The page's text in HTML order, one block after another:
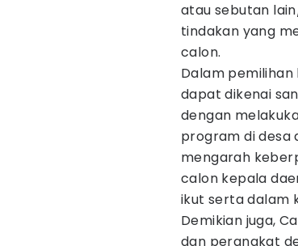
atau sebutan
tindakan yang
calon.
Dalam
dapat dikenai
dengan
program di desa
mengarah
calon kepala
ikut serta dalam
Demikian juga,
dan perangkat